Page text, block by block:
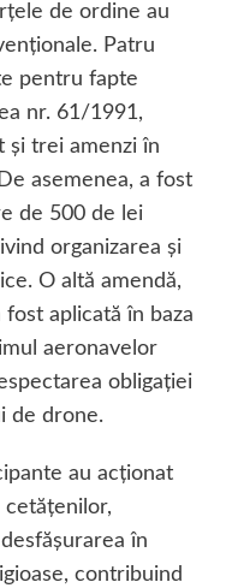
de ordine au
Patru
pentru fapte
nr. 61/1991,
şi trei amenzi în
asemenea, a fost
de 500 de lei
organizarea şi
O altă amendă,
aplicată în baza
aeronavelor
obligaţiei
de drone.
au acţionat
în
contribuind